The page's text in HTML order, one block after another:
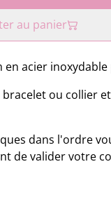
au panier
acier
ou collier
dans l'ordre
de valider votre